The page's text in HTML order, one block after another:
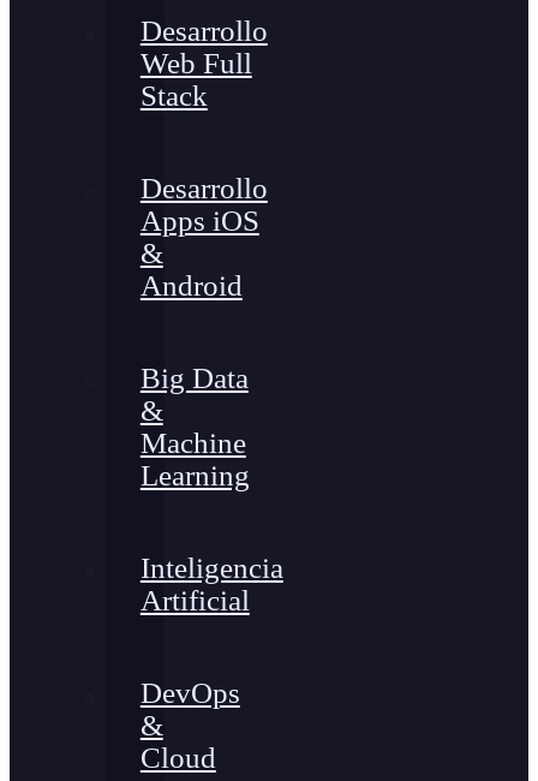
Desarrollo
Web Full
Stack
Desarrollo
Apps iOS
&
Android
Big Data
&
Machine
Learning
Inteligencia
Artificial
DevOps
&
Cloud